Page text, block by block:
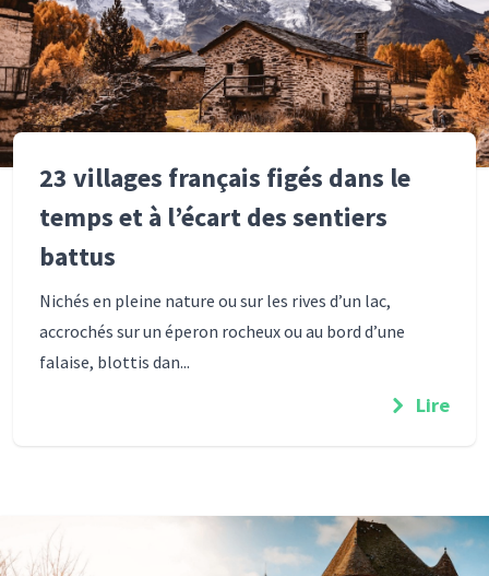
23 villages français figés dans le
temps et à l’écart des sentiers
battus
Nichés en pleine nature ou sur les rives d’un lac,
accrochés sur un éperon rocheux ou au bord d’une
falaise, blottis dan...
Lire